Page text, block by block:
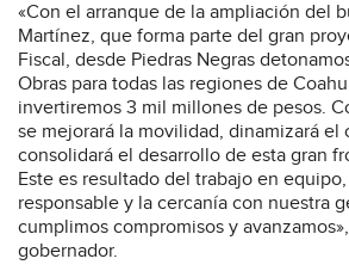
«Con el arranque de la ampliación del
Martínez, que forma parte del gran
Fiscal, desde Piedras Negras
Obras para todas las regiones de
invertiremos 3 mil millones de pesos.
se mejorará la movilidad, dinamizará el
consolidará el desarrollo de esta gran
Este es resultado del trabajo en
responsable y la cercanía con nuestra
cumplimos compromisos y
gobernador.